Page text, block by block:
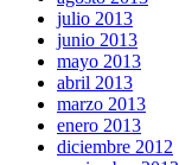
julio 2013
junio 2013
mayo 2013
abril 2013
marzo 2013
enero 2013
diciembre 2012